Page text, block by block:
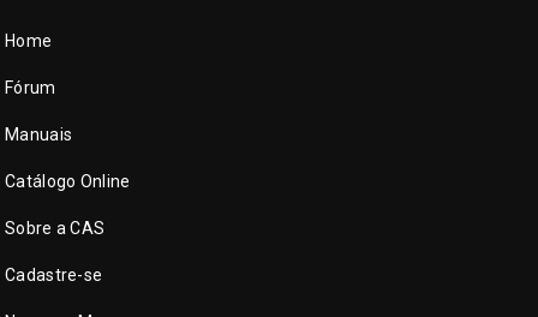
Home
Fórum
Manuais
Catálogo Online
Sobre a CAS
Cadastre-se